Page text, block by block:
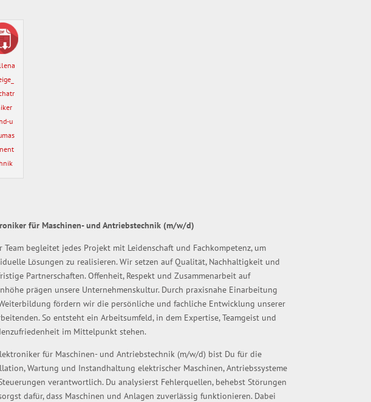
u
für Maschinen- und Antriebstechnik (m/w/d)
Team begleitet jedes Projekt mit Leidenschaft und Fachkompetenz, um
Lösungen zu realisieren. Wir setzen auf Qualität, Nachhaltigkeit und
Partnerschaften. Offenheit, Respekt und Zusammenarbeit auf
prägen unsere Unternehmenskultur. Durch praxisnahe Einarbeitung
fördern wir die persönliche und fachliche Entwicklung unserer
So entsteht ein Arbeitsumfeld, in dem Expertise, Teamgeist und
im Mittelpunkt stehen.
für Maschinen- und Antriebstechnik (m/w/d) bist Du für die
Wartung und Instandhaltung elektrischer Maschinen, Antriebssysteme
verantwortlich. Du analysierst Fehlerquellen, behebst Störungen
dafür, dass Maschinen und Anlagen zuverlässig funktionieren. Dabei